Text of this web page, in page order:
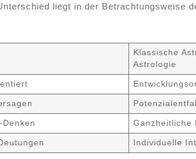
liegt in der Betrachtungsweise
Klassische
Astrologie
Ganzheitliche
Individuelle